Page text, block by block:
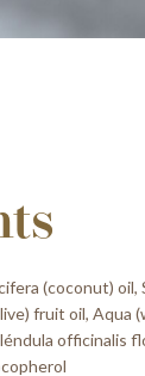
(coconut) oil,
fruit oil, Aqua
officinalis